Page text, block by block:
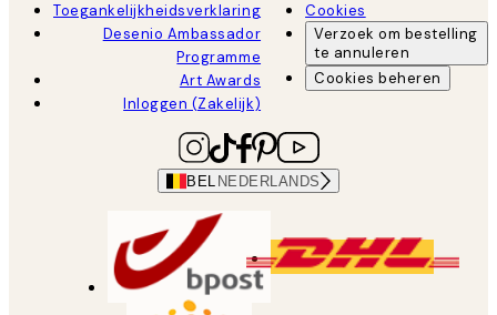
Toegankelijkheidsverklaring
Desenio Ambassador
Programme
Art Awards
Inloggen (Zakelijk)
Cookies
Verzoek om bestelling
te annuleren
Cookies beheren
BEL NEDERLANDS